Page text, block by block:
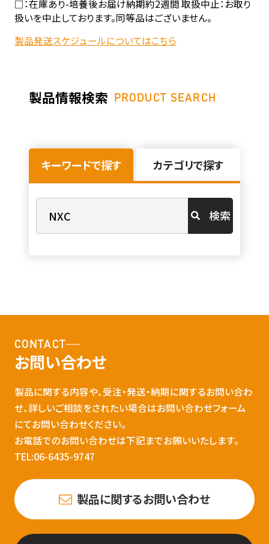
□：在庫あり-培養後お届け納期約2週間 取扱中止：お取り
扱いを中止しております。同等品はございません。
製品発送スケジュールについてはこちら
製品情報検索 PRODUCT SEARCH
キーワードで探す カテゴリで探す
検索
CONTACT
お問い合わせ
製品に関する内容や、受注・発送・納期に関するお問い合わ
せ、詳しいご相談をされたい場合はお問い合わせフォーム
にてお問い合わせください。
お電話でのお問い合わせは下記までお願いいたします。
TEL:06-6435-9747
製品に関するお問い合わせ